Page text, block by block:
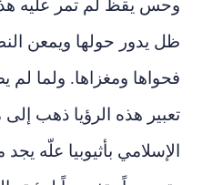
وحس يقظ لم تمر عليه
ظل يدور حولها ويمعن
فحواها ومغزاها. ولما
تعبير هذه الرؤيا ذهب
الإسلامي بأثيوبيا علّه